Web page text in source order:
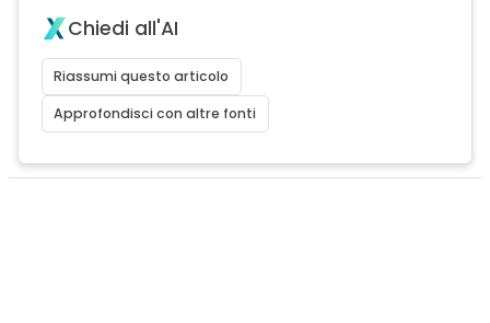
Chiedi all'AI
Riassumi questo articolo
Approfondisci con altre fonti